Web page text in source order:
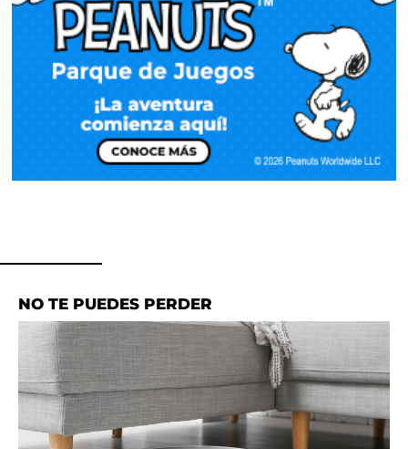
NO TE PUEDES PERDER